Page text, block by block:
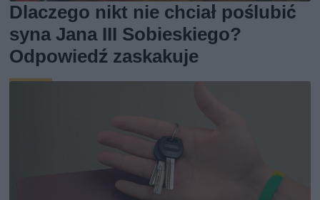
Dlaczego nikt nie chciał poślubić
syna Jana III Sobieskiego?
Odpowiedź zaskakuje